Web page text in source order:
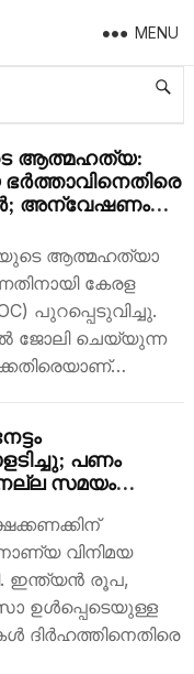
MENU
ആത്മഹത്യ:
അന്വേഷണം
ആത്മഹത്യാ
കേരള
പുറപ്പെടുവിച്ചു.
ജോലി ചെയ്യുന്ന
പണം
സമയം
വിനിമയ
ഇന്ത്യൻ രൂപ,
ഉൾപ്പെടെയുള്ള